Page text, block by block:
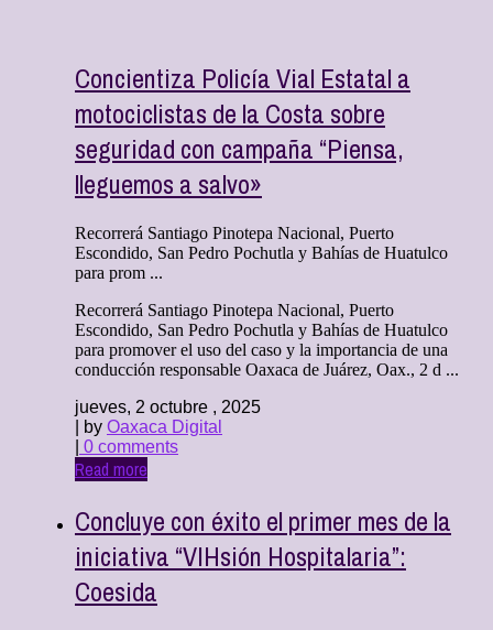
Concientiza Policía Vial Estatal a
motociclistas de la Costa sobre
seguridad con campaña “Piensa,
lleguemos a salvo»
Recorrerá Santiago Pinotepa Nacional, Puerto
Escondido, San Pedro Pochutla y Bahías de Huatulco
para prom ...
Recorrerá Santiago Pinotepa Nacional, Puerto
Escondido, San Pedro Pochutla y Bahías de Huatulco
para promover el uso del caso y la importancia de una
conducción responsable Oaxaca de Juárez, Oax., 2 d ...
jueves, 2 octubre , 2025
| by Oaxaca Digital
0 comments
Read more
Concluye con éxito el primer mes de la
iniciativa “VIHsión Hospitalaria”:
Coesida